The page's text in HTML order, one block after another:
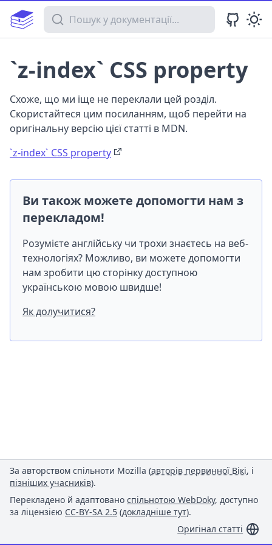
Пошук у документації
`z-index` CSS property
Схоже, що ми іще не переклали цей розділ.
Скористайтеся цим посиланням, щоб перейти на
оригінальну версію цієї статті в MDN.
`z-index` CSS property
Ви також можете допомогти нам з
перекладом!
Розумієте англійську чи трохи знаєтесь на веб-
технологіях? Можливо, ви можете допомогти
нам зробити цю сторінку доступною
українською мовою швидше!
Як долучитися?
За авторством спільноти Mozilla (авторів первинної Вікі, і
пізніших учасників).
Перекладено й адаптовано спільнотою WebDoky, доступно
за ліцензією CC-BY-SA 2.5 (докладніше тут).
Оригінал статті